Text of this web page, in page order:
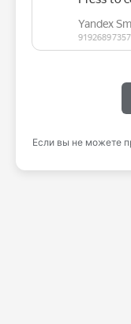
Если вы не можете